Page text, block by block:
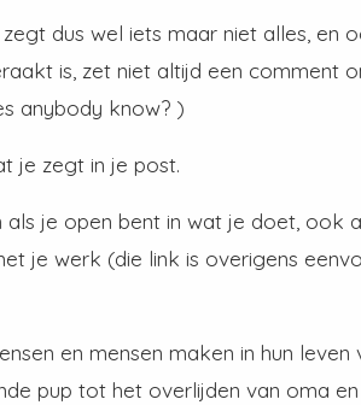
dus wel iets maar niet alles, en
is, zet niet altijd een comment
anybody know? )
je zegt in je post.
je open bent in wat je doet, ook
je werk (die link is overigens
en mensen maken in hun
pup tot het overlijden van oma